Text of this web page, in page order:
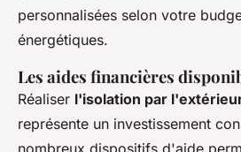
personnalisées selon votre
énergétiques.
Les aides financières
Réaliser l'isolation par
représente un investissement
nombreux dispositifs d'aide